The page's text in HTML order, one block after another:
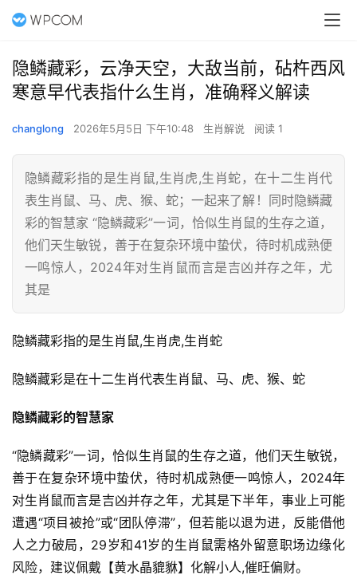
隐鳞藏彩，云净天空，大敌当前，砧杵西风
寒意早代表指什么生肖，准确释义解读
changlong 2026年5月5日 下午10:48 生肖解说 阅读 1
隐鳞藏彩指的是生肖鼠,生肖虎,生肖蛇，在十二生肖代
表生肖鼠、马、虎、猴、蛇；一起来了解！同时隐鳞藏
彩的智慧家 “隐鳞藏彩”一词，恰似生肖鼠的生存之道，
他们天生敏锐，善于在复杂环境中蛰伏，待时机成熟便
一鸣惊人，2024年对生肖鼠而言是吉凶并存之年，尤
其是
隐鳞藏彩指的是生肖鼠,生肖虎,生肖蛇
隐鳞藏彩是在十二生肖代表生肖鼠、马、虎、猴、蛇
隐鳞藏彩的智慧家
“隐鳞藏彩”一词，恰似生肖鼠的生存之道，他们天生敏锐，
善于在复杂环境中蛰伏，待时机成熟便一鸣惊人，2024年
对生肖鼠而言是吉凶并存之年，尤其是下半年，事业上可能
遭遇“项目被抢”或“团队停滞”，但若能以退为进，反能借他
人之力破局，29岁和41岁的生肖鼠需格外留意职场边缘化
风险，建议佩戴【黄水晶貔貅】化解小人,催旺偏财。